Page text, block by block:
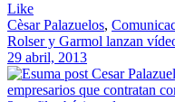
Like
Cèsar Palazuelos,
Rolser y Garmol lanzan
29 abril, 2013